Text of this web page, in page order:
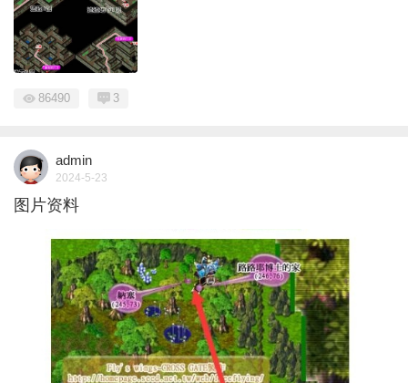
86490 3
admin
2024-5-23
图片资料